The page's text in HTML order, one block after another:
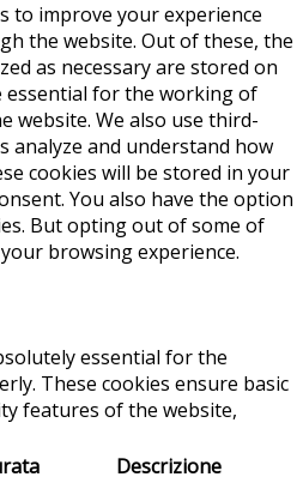
to improve your experience
the website. Out of these, the
as necessary are stored on
essential for the working of
website. We also use third-
analyze and understand how
cookies will be stored in your
You also have the option
But opting out of some of
browsing experience.
essential for the
These cookies ensure basic
features of the website,
Descrizione